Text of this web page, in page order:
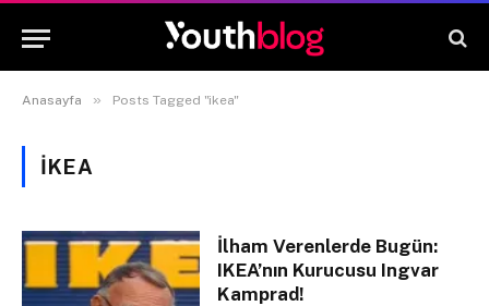
Anasayfa » Posts Tagged "ikea"
IKEA
İlham Verenlerde Bugün:
IKEA’nın Kurucusu Ingvar
Kamprad!